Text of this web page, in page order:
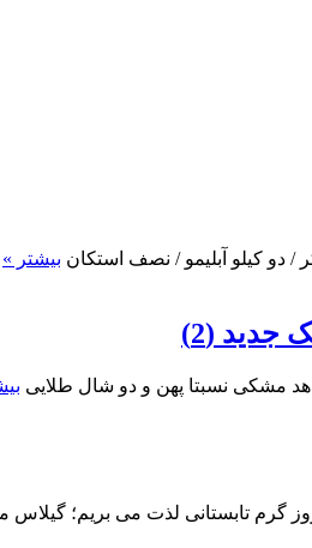
/ دو کیلو آبلیمو / نصف استکان بیشتر »
جدید (2)
مشکی نسبتا پهن و دو شال طلایی
گرم تابستانی لذت می‏ بریم؛ گیلاس